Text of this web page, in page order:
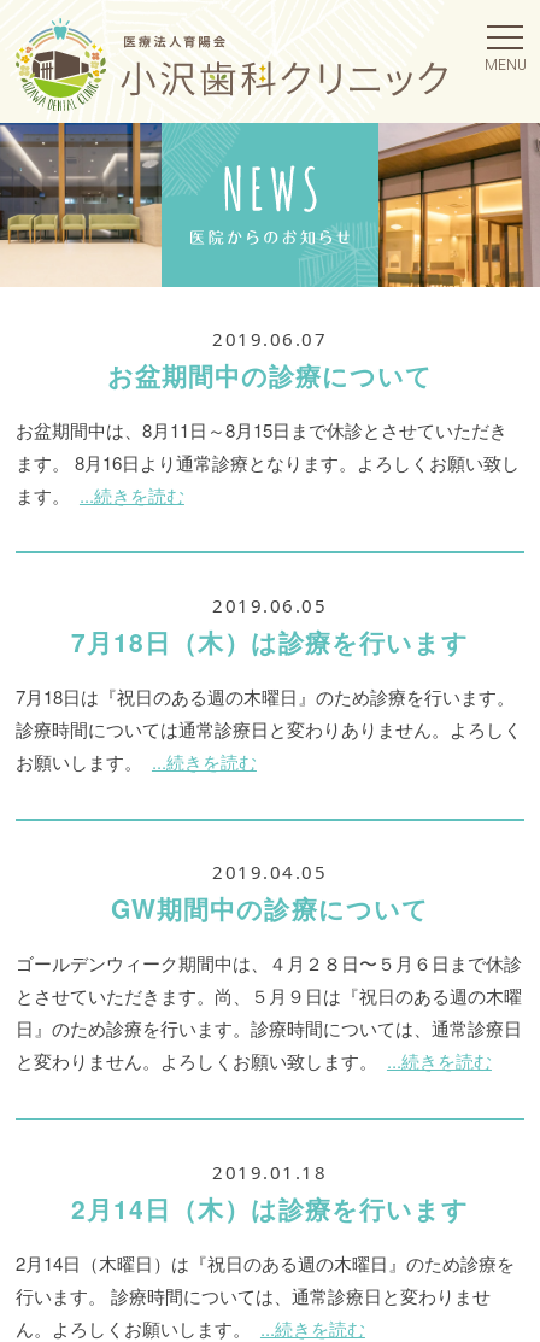
MENU
2019.06.07
お盆期間中の診療について
お盆期間中は、8月11日～8月15日まで休診とさせていただき
ます。 8月16日より通常診療となります。よろしくお願い致し
ます。
...続きを読む
2019.06.05
7月18日（木）は診療を行います
7月18日は『祝日のある週の木曜日』のため診療を行います。
診療時間については通常診療日と変わりありません。よろしく
お願いします。
...続きを読む
2019.04.05
GW期間中の診療について
ゴールデンウィーク期間中は、４月２８日〜５月６日まで休診
とさせていただきます。尚、５月９日は『祝日のある週の木曜
日』のため診療を行います。診療時間については、通常診療日
と変わりません。よろしくお願い致します。
...続きを読む
2019.01.18
2月14日（木）は診療を行います
2月14日（木曜日）は『祝日のある週の木曜日』のため診療を
行います。 診療時間については、通常診療日と変わりませ
ん。よろしくお願いします。
...続きを読む